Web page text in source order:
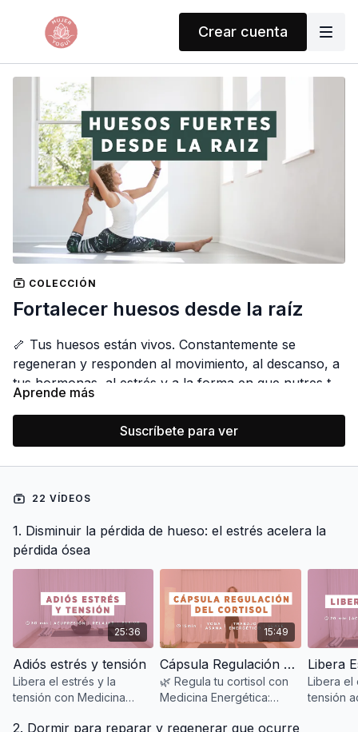
Crear cuenta
COLECCIÓN
Fortalecer huesos desde la raíz
🦴 Tus huesos están vivos. Constantemente se
regeneran y responden al movimiento, al descanso, a
tus hormonas, al estrés y a la forma en que nutres tu
cuerpo. Esta recomendación está diseñada para
apoyar todos esos aspectos, ayudándote a mantener
una estructura fuerte, estable y saludable a lo largo
Aprende más
Suscríbete para ver
22 VÍDEOS
1. Disminuir la pérdida de hueso: el estrés acelera la
pérdida ósea
25:36
Adiós estrés y tensión
Libera el estrés y la
tensión con Medicina
poderosa para que
15:49
Cápsula Regulación del Cortisol
🌿 Regula tu cortisol con
Medicina Energética:
sistema nervioso y
Libera
Libera el
tensión
2. Dormir para reparar y regenerar que ocurre